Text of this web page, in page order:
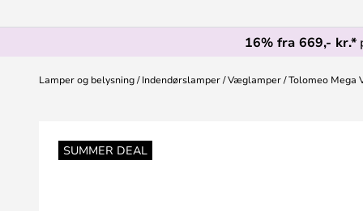
16% fra 669,- kr.*
Lamper og belysning Indendørslamper Væglamper Tolomeo Mega
SUMMER DEAL